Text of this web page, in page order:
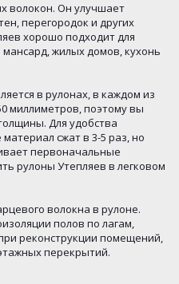
волокон. Он улучшает
перегородок и других
хорошо подходит для
жилых домов, кухонь
в рулонах, в каждом из
миллиметров, поэтому вы
Для удобства
сжат в 3-5 раз, но
первоначальные
рулоны Утепляев в легковом
волокна в рулоне.
полов по лагам,
реконструкции помещений,
перекрытий.